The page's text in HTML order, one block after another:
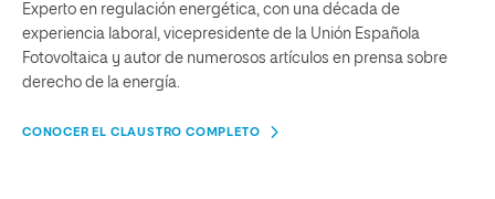
Experto en regulación energética, con una década de
experiencia laboral, vicepresidente de la Unión Española
Fotovoltaica y autor de numerosos artículos en prensa sobre
derecho de la energía.
CONOCER EL CLAUSTRO COMPLETO